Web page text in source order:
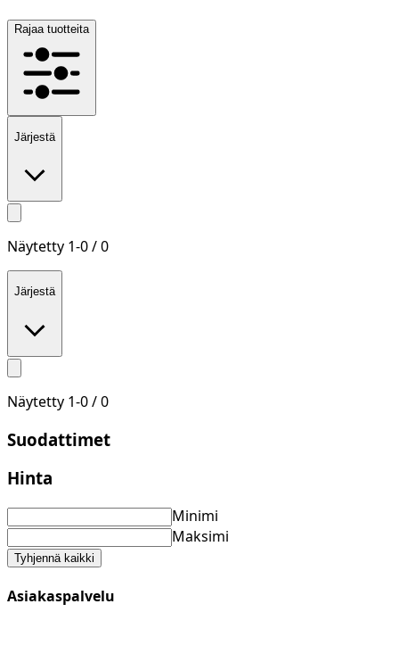
Rajaa tuotteita
Järjestä
Näytetty 1-0/0
Järjestä
Näytetty 1-0/0
Suodattimet
Hinta
Minimi
Maksimi
Tyhjennä kaikki
Asiakaspalvelu